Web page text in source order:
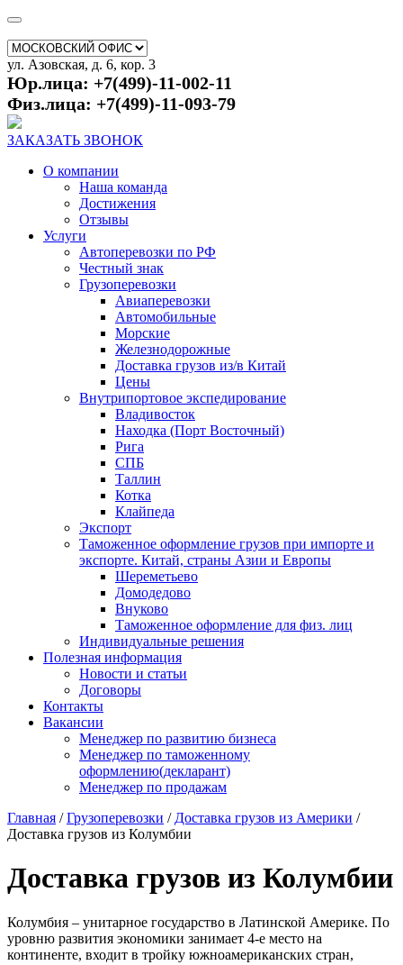
ул. Азовская, д. 6, кор. 3
Юр.лица: +7(499)-11-002-11
Физ.лица: +7(499)-11-093-79
ЗАКАЗАТЬ ЗВОНОК
О компании
Наша команда
Достижения
Отзывы
Услуги
Автоперевозки по РФ
Честный знак
Грузоперевозки
Авиаперевозки
Автомобильные
Морские
Железнодорожные
Доставка грузов из/в Китай
Цены
Внутрипортовое экспедирование
Владивосток
Находка (Порт Восточный)
Рига
СПБ
Таллин
Котка
Клайпеда
Экспорт
Таможенное оформление грузов при импорте и
экспорте. Китай, страны Азии и Европы
Шереметьево
Домодедово
Внуково
Таможенное оформление для физ. лиц
Индивидуальные решения
Полезная информация
Новости и статьи
Договоры
Контакты
Вакансии
Менеджер по развитию бизнеса
Менеджер по таможенному
оформлению(декларант)
Менеджер по продажам
Главная /Грузоперевозки / Доставка грузов из Америки /
Доставка грузов из Колумбии
Доставка грузов из Колумбии
Колумбия – унитарное государство в Латинской Америке. По
уровню развития экономики занимает 4-е место на
континенте, входит в тройку южноамериканских стран,